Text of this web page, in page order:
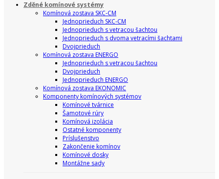
Zděné komínové systémy
Komínová zostava SKC-CM
Jednoprieduch SKC-CM
Jednoprieduch s vetracou šachtou
Jednoprieduch s dvoma vetracími šachtami
Dvojprieduch
Komínová zostava ENERGO
Jednoprieduch s vetracou šachtou
Dvojprieduch
Jednoprieduch ENERGO
Komínová zostava EKONOMIC
Komponenty komínových systémov
Komínové tvárnice
Šamotové rúry
Komínová izolácia
Ostatné komponenty
Príslušenstvo
Zakončenie komínov
Komínové dosky
Montážne sady